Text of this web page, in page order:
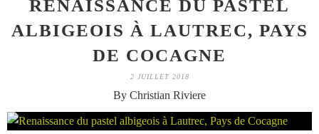
RENAISSANCE DU PASTEL
ALBIGEOIS À LAUTREC, PAYS
DE COCAGNE
2 JUILLET 2018
By Christian Riviere